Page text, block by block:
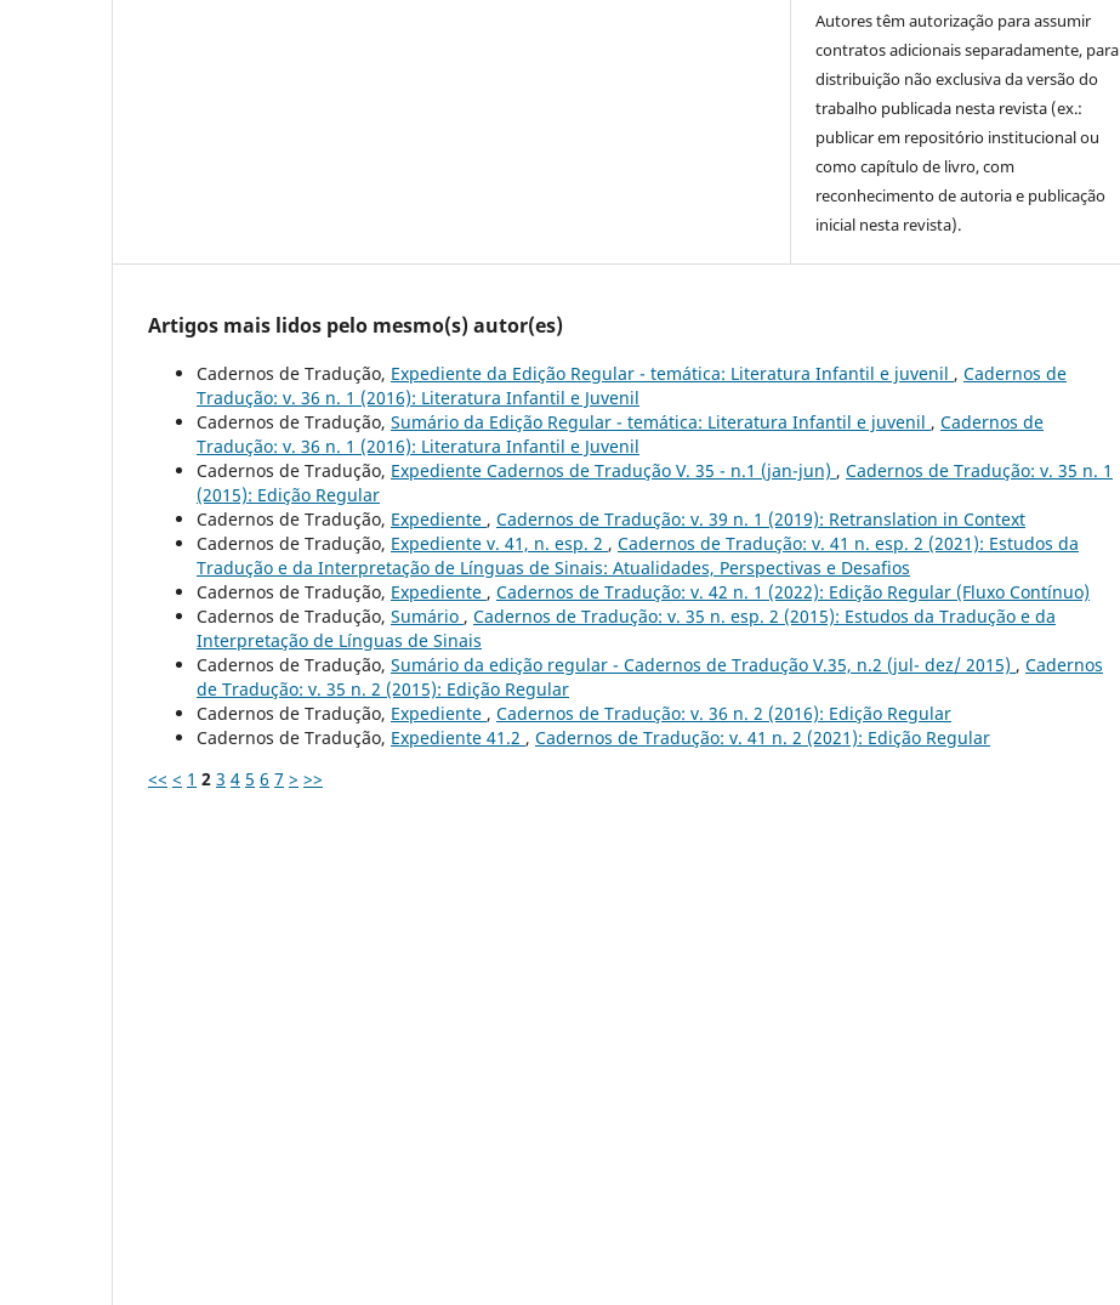
Autores têm autorização para assumir
contratos adicionais separadamente, para
distribuição não exclusiva da versão do
trabalho publicada nesta revista (ex.:
publicar em repositório institucional ou
como capítulo de livro, com
reconhecimento de autoria e publicação
inicial nesta revista).
Artigos mais lidos pelo mesmo(s) autor(es)
Cadernos de Tradução, Expediente da Edição Regular - temática: Literatura Infantil e juvenil , Cadernos de
Tradução: v. 36 n. 1 (2016): Literatura Infantil e Juvenil
Cadernos de Tradução, Sumário da Edição Regular - temática: Literatura Infantil e juvenil , Cadernos de
Tradução: v. 36 n. 1 (2016): Literatura Infantil e Juvenil
Cadernos de Tradução, Expediente Cadernos de Tradução V. 35 - n.1 (jan-jun) , Cadernos de Tradução: v. 35 n. 1
(2015): Edição Regular
Cadernos de Tradução, Expediente , Cadernos de Tradução: v. 39 n. 1 (2019): Retranslation in Context
Cadernos de Tradução, Expediente v. 41, n. esp. 2 , Cadernos de Tradução: v. 41 n. esp. 2 (2021): Estudos da
Tradução e da Interpretação de Línguas de Sinais: Atualidades, Perspectivas e Desafios
Cadernos de Tradução, Expediente , Cadernos de Tradução: v. 42 n. 1 (2022): Edição Regular (Fluxo Contínuo)
Cadernos de Tradução, Sumário , Cadernos de Tradução: v. 35 n. esp. 2 (2015): Estudos da Tradução e da
Interpretação de Línguas de Sinais
Cadernos de Tradução, Sumário da edição regular - Cadernos de Tradução V.35, n.2 (jul- dez/ 2015) , Cadernos
de Tradução: v. 35 n. 2 (2015): Edição Regular
Cadernos de Tradução, Expediente , Cadernos de Tradução: v. 36 n. 2 (2016): Edição Regular
Cadernos de Tradução, Expediente 41.2 , Cadernos de Tradução: v. 41 n. 2 (2021): Edição Regular
<< < 1 2 3 4 5 6 7 > >>